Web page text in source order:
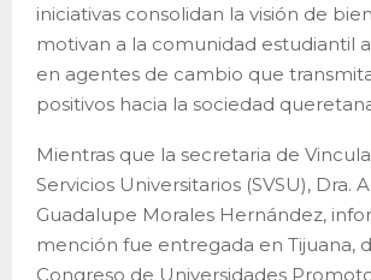
iniciativas consolidan la visión de
motivan a la comunidad estudiantil
en agentes de cambio que
positivos hacia la sociedad
Mientras que la secretaria de
Servicios Universitarios (SVSU), Dra.
Guadalupe Morales Hernández,
mención fue entregada en Tijuana,
Congreso de Universidades